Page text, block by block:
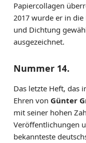
Papiercollagen
2017 wurde er in
und Dichtung
ausgezeichnet.
Nummer 14.
Das letzte Heft, das
Ehren von Günter
mit seiner hohen
Veröffentlichungen
bekannteste